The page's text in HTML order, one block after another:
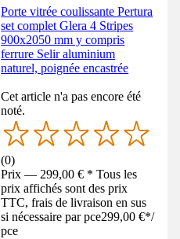
Porte vitrée coulissante Pertura
set complet Glera 4 Stripes
900x2050 mm y compris
ferrure Selir aluminium
naturel, poignée encastrée
Cet article n'a pas encore été
noté.
(0)
Prix — 299,00 € * Tous les
prix affichés sont des prix
TTC, frais de livraison en sus
si nécessaire par pce299,00 €*/
pce